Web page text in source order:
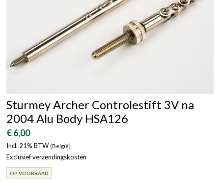
Sturmey Archer Controlestift 3V na
2004 Alu Body HSA126
€ 6,00
Incl. 21% BTW (België}
Exclusief verzendingskosten
OP VOORRAAD